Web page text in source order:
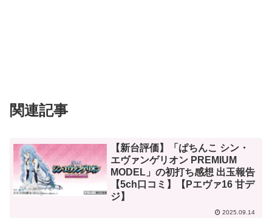
関連記事
【新台評価】「ぱちんこ シン・
エヴァンゲリオン PREMIUM
MODEL」の初打ち感想 出玉報告
【5ch口コミ】【Pエヴァ16 甘デ
ジ】
2025.09.14